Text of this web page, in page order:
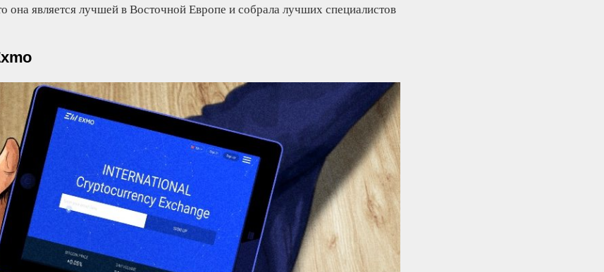
она является лучшей в Восточной Европе и собрала лучших специалистов